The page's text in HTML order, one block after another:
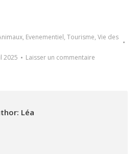
, Evenementiel, Tourisme, Vie des
2025 Laisser un commentaire
Léa